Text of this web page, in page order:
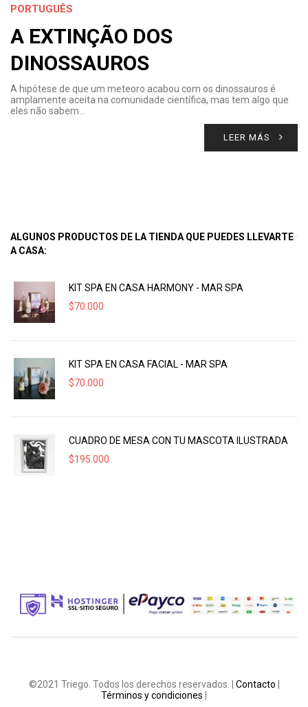
PORTUGUÊS
A EXTINÇÃO DOS
DINOSSAUROS
A hipótese de que um meteoro acabou com os dinossauros é
amplamente aceita na comunidade científica, mas tem algo que
eles não sabem…
LEER MÁS
ALGUNOS PRODUCTOS DE LA TIENDA QUE PUEDES LLEVARTE
A CASA:
KIT SPA EN CASA HARMONY - MAR SPA
$70.000
KIT SPA EN CASA FACIAL - MAR SPA
$70.000
CUADRO DE MESA CON TU MASCOTA ILUSTRADA
$195.000
©2021 Triego. Todos los derechos reservados. | Contacto
Términos y condiciones